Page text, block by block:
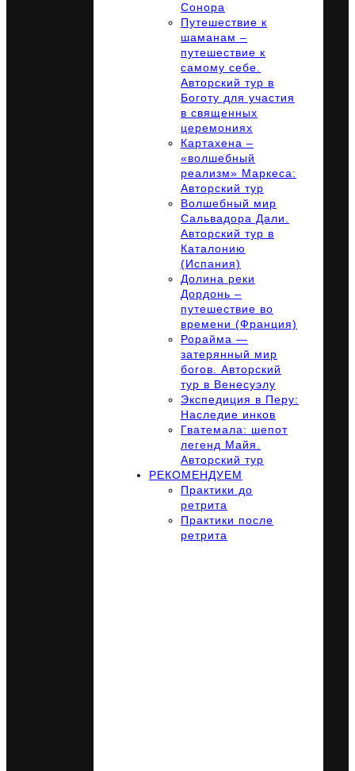
Сонора
Путешествие к
шаманам –
путешествие к
самому себе.
Авторский тур в
Боготу для участия
в священных
церемониях
Картахена –
«волшебный
реализм» Маркеса:
Авторский тур
Волшебный мир
Сальвадора Дали.
Авторский тур в
Каталонию
(Испания)
Долина реки
Дордонь –
путешествие во
времени (Франция)
Рорайма —
затерянный мир
богов. Авторский
тур в Венесуэлу
Экспедиция в Перу:
Наследие инков
Гватемала: шепот
легенд Майя.
Авторский тур
РЕКОМЕНДУЕМ
Практики до
ретрита
Практики после
ретрита